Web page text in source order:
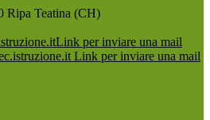
Ripa Teatina (CH)
Link per inviare una mail
Link per inviare una mail